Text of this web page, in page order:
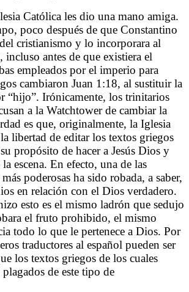
Católica les dio una mano amiga.
poco después de que Constantino
cristianismo y lo incorporara al
antes de que existiera el
empleados por el imperio para
cambiaron Juan 1:18, al sustituir la
“hijo”. Irónicamente, los trinitarios
a la Watchtower de cambiar la
es que, originalmente, la Iglesia
libertad de editar los textos griegos
propósito de hacer a Jesús Dios y
la escena. En efecto, una de las
poderosas ha sido robada, a saber,
en relación con el Dios verdadero.
esto es el mismo ladrón que sedujo
el fruto prohibido, el mismo
todo lo que le pertenece a Dios. Por
traductores al español pueden ser
los textos griegos de los cuales
de este tipo de